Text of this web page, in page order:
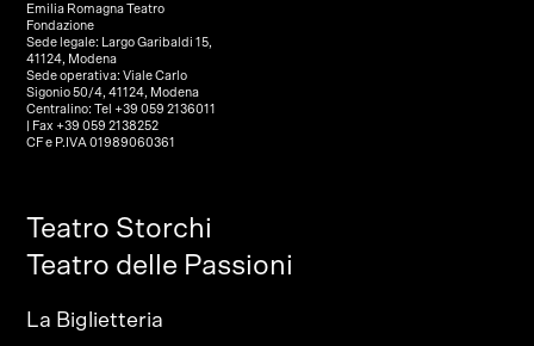
Emilia Romagna Teatro
Fondazione
Sede legale: Largo Garibaldi 15,
41124, Modena
Sede operativa: Viale Carlo
Sigonio 50/4, 41124, Modena
Centralino: Tel +39 059 2136011
| Fax +39 059 2138252
CF e P.IVA 01989060361
Teatro Storchi
Teatro delle Passioni
La Biglietteria